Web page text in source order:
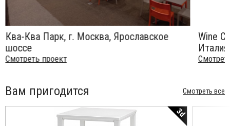
Ква-Ква Парк, г. Москва, Ярославское
шоссе
Смотреть проект
Wine
Италия
Вам пригодится Смотреть все
3d